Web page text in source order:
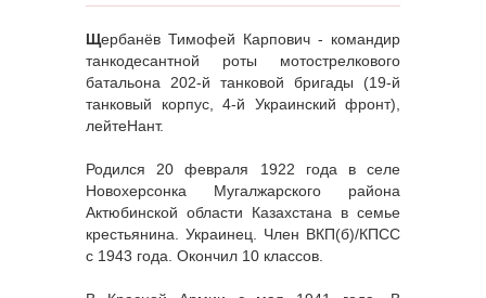
Щербанёв Тимофей Карпович - командир
танкодесантной роты мотострелкового
батальона 202-й танковой бригады (19-й
танковый корпус, 4-й Украинский фронт),
лейтеНант.
Родился 20 февраля 1922 года в селе
Новохерсонка Мугалжарского района
Актюбинской области Казахстана в семье
крестьянина. Украинец. Член ВКП(б)/КПСС
с 1943 года. Окончил 10 классов.